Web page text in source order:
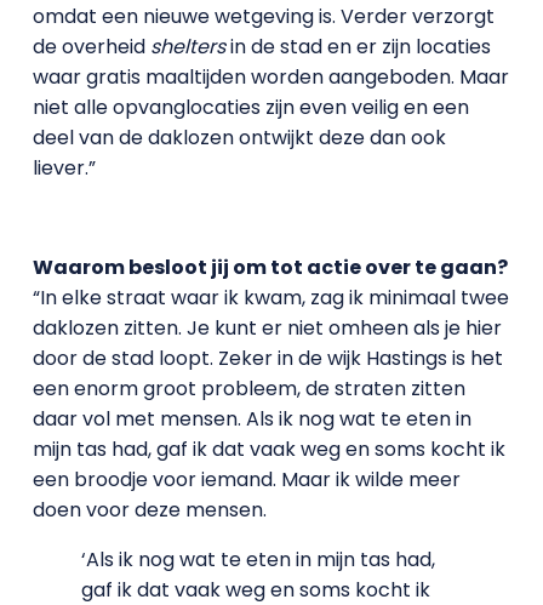
omdat een nieuwe wetgeving is. Verder verzorgt
de overheid sheltersin de stad en er zijn locaties
waar gratis maaltijden worden aangeboden. Maar
niet alle opvanglocaties zijn even veilig en een
deel van de daklozen ontwijkt deze dan ook
liever.”
Waarom besloot jij om tot actie over te gaan?
“In elke straat waar ik kwam, zag ik minimaal twee
daklozen zitten. Je kunt er niet omheen als je hier
door de stad loopt. Zeker in de wijk Hastings is het
een enorm groot probleem, de straten zitten
daar vol met mensen. Als ik nog wat te eten in
mijn tas had, gaf ik dat vaak weg en soms kocht ik
een broodje voor iemand. Maar ik wilde meer
doen voor deze mensen.
‘Als ik nog wat te eten in mijn tas had,
gaf ik dat vaak weg en soms kocht ik